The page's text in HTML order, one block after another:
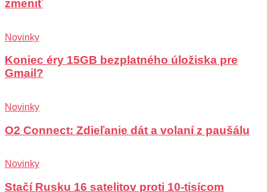
zmeniť
Novinky
Koniec éry 15GB bezplatného úložiska pre
Gmail?
Novinky
O2 Connect: Zdieľanie dát a volaní z paušálu
Novinky
Stačí Rusku 16 satelitov proti 10-tisícom